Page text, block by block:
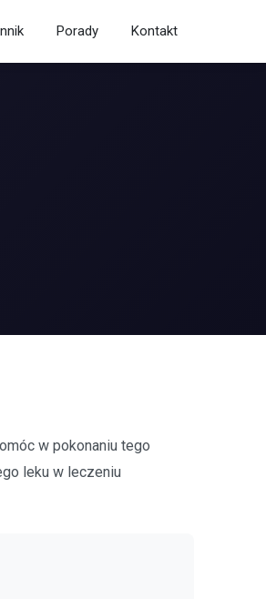
Porady Kontakt
w pokonaniu tego
leku w leczeniu